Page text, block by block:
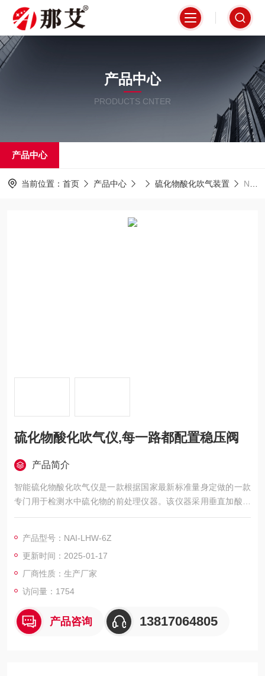
产品中心
PRODUCTS CNTER
产品中心
当前位置： 首页 产品中心 硫化物酸化吹气装置 NAI-LHW-6Z硫化物酸化吹气仪,每一路都配置稳压阀
硫化物酸化吹气仪,每一路都配置稳压阀
产品简介
智能硫化物酸化吹气仪是一款根据国家最新标准量身定做的一款
专门用于检测水中硫化物的前处理仪器。该仪器采用垂直加酸、
氮气吹脱、酸化吸收等一体化设计，一次可处理1-6组样品。每个
自动升温至设定温度，缺水自动报警，自动补水，从而大大节约
硫化物前处理时间，适合实验室内多个、尤其大批量硫化物样品
的测定工作。硫化物酸化吹气仪,每一路都配置稳压阀
产品型号：NAI-LHW-6Z
更新时间：2025-01-17
厂商性质：生产厂家
访问量：1754
产品咨询 13817064805